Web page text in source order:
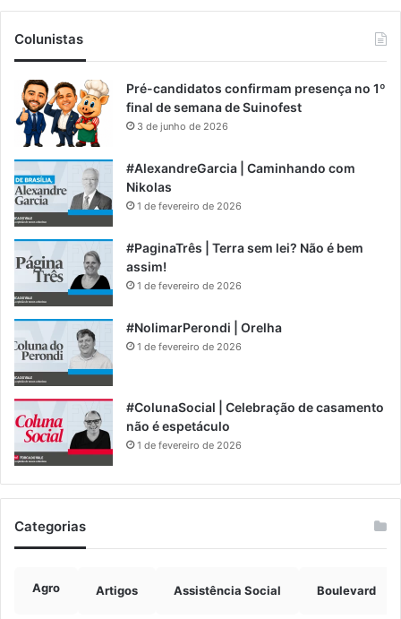
Colunistas
Pré-candidatos confirmam presença no 1º
final de semana de Suinofest
3 de junho de 2026
#AlexandreGarcia | Caminhando com
Nikolas
1 de fevereiro de 2026
#PaginaTrês | Terra sem lei? Não é bem
assim!
1 de fevereiro de 2026
#NolimarPerondi | Orelha
1 de fevereiro de 2026
#ColunaSocial | Celebração de casamento
não é espetáculo
1 de fevereiro de 2026
Categorias
Agro Artigos Assistência Social Boulevard